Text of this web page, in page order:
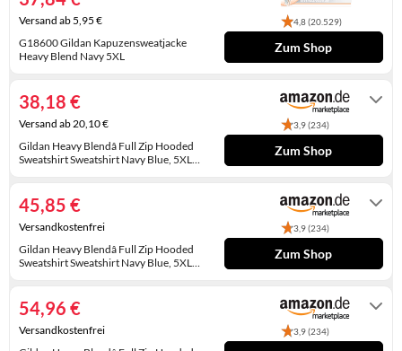
KINDERSCHUHE
LAUFSCHUHE
PANTOLETTEN
PUMPS
SCHUHZUBEHÖR
SNEAKERS
STIEFEL
STIEFELETTEN
STRANDTASCHEN
TASCHEN-ZUBEHÖR
G18600 Gildan Kapuzensweatjacke
Heavy Blend Navy 5XL
4,8 (20.529)
Versand ab 5,95 €
Zum Shop
Gildan Heavy Blendâ Full Zip Hooded
Sweatshirt Sweatshirt Navy Blue, 5XL
3,9 (234)
38,18 €
Versand ab 20,10 €
Zum Shop
Gildan Heavy Blendâ Full Zip Hooded
Sweatshirt Sweatshirt Navy Blue, 5XL
3,9 (234)
45,85 €
Versandkostenfrei
Zum Shop
3,9 (234)
54,96 €
Versandkostenfrei